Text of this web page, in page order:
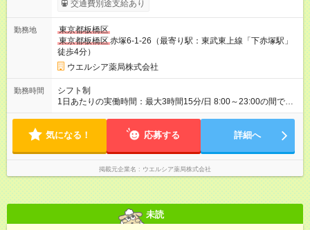
あり 社内試験合格後、時給＋50～100円の昇給あり （大学生は
変わりません。 【試用期間】試用期間あり 試用期間の長さ：3
ヶ月 雇用形態、給与は本採用時と同じです。
交通費別途支給あり
勤務地
東京都板橋区
東京都板橋区赤塚6-1-26（最寄り駅：東武東上線「下赤塚駅」
徒歩4分）
ウエルシア薬局株式会社
勤務時間
シフト制
1日あたりの実働時間：最大3時間15分/日 8:00～23:00の間で1
日3.25時間の勤務 ☆週2～4日の勤務 ※勤務曜日応相談 ☆未経
気になる！ 応募する 詳細へ
掲載元企業名 ウエルシア薬局株式会社
未読